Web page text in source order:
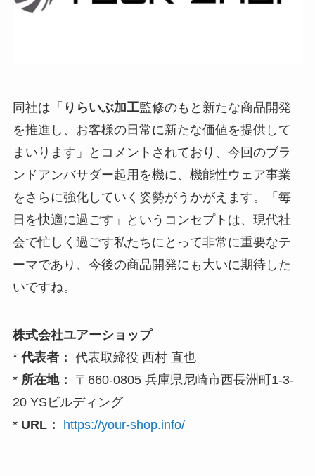
同社は「 りらいぶ加工監修のもと新たな商品開発
を推進し、お客様の日常に新たな価値を提供して
まいります」とコメントされており、今回のブラ
ンドアンバサダー起用を機に、機能性ウェア事業
をさらに強化していく姿勢がうかがえます。「毎
日を快適に過ごす」というコンセプトは、現代社
会で忙しく過ごす私たちにとって非常に重要なテ
ーマであり、今後の商品開発にも大いに期待した
いですね。
株式会社ユアーショップ
* 代表者： 代表取締役 西村 直也
* 所在地：
〒660-0805 兵庫県尼崎市西長洲町1-3-
20 YSビルディング
* URL： https://your-shop.info/